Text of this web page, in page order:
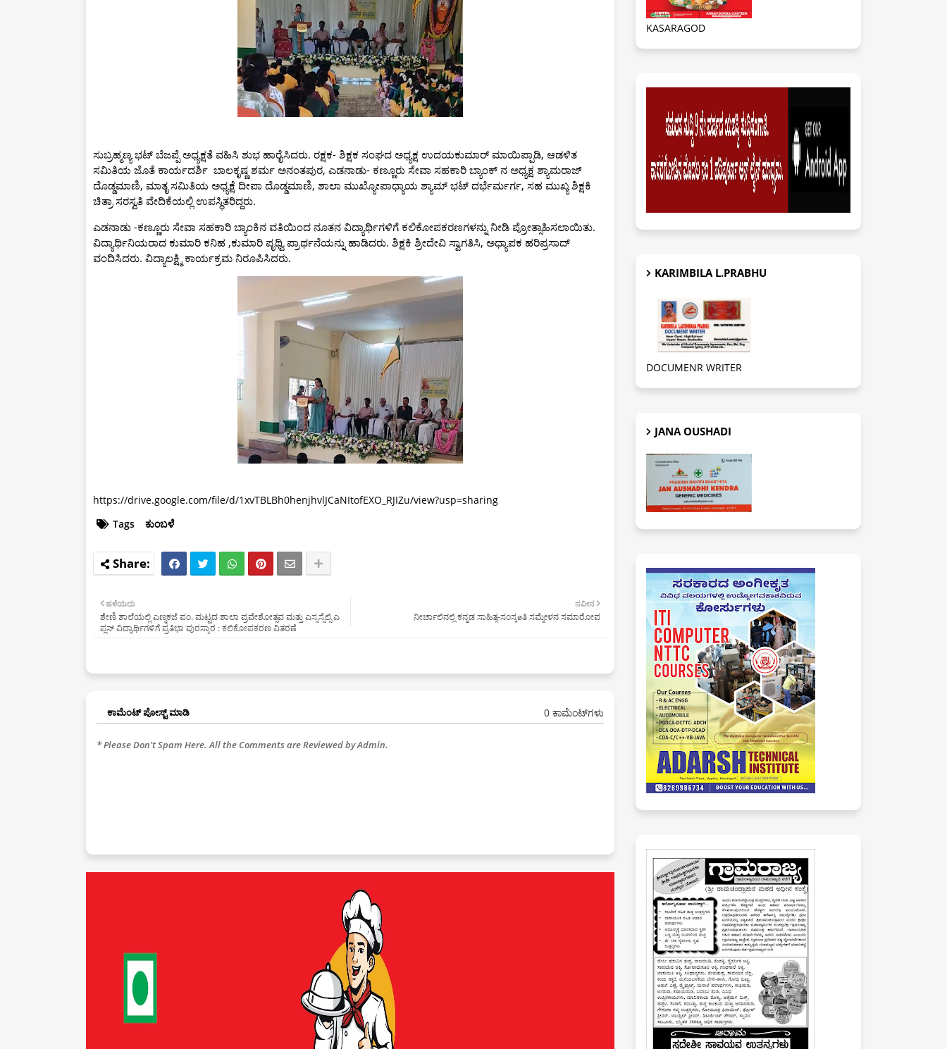
ಸುಬ್ರಹ್ಮಣ್ಯ ಭಟ್ ಬೆಜಪ್ಪೆ ಅಧ್ಯಕ್ಷತೆ ವಹಿಸಿ ಶುಭ ಹಾರೈಸಿದರು. ರಕ್ಷಕ- ಶಿಕ್ಷಕ ಸಂಘದ ಅಧ್ಯಕ್ಷ ಉದಯಕುಮಾರ್ ಮಾಯಿಪ್ಪಾಡಿ, ಆಡಳಿತ
ಸಮಿತಿಯ ಜೊತೆ ಕಾರ್ಯದರ್ಶಿ ಬಾಲಕೃಷ್ಣ ಶರ್ಮ ಅನಂತಪುರ, ಎಡನಾಡು- ಕಣ್ಣೂರು ಸೇವಾ ಸಹಕಾರಿ ಬ್ಯಾಂಕ್ ನ ಅಧ್ಯಕ್ಷ ಶ್ಯಾಮರಾಜ್
ದೊಡ್ಡಮಾಣಿ, ಮಾತೃ ಸಮಿತಿಯ ಅಧ್ಯಕ್ಷೆ ದೀಪಾ ದೊಡ್ಡಮಾಣಿ, ಶಾಲಾ ಮುಖ್ಯೋಪಾಧ್ಯಾಯ ಶ್ಯಾಮ್ ಭಟ್ ದರ್ಭೆರ್ಮರ್ಗ, ಸಹ ಮುಖ್ಯ ಶಿಕ್ಷಕಿ
ಚಿತ್ರಾ ಸರಸ್ವತಿ ವೇದಿಕೆಯಲ್ಲಿ ಉಪಸ್ಥಿತರಿದ್ದರು.
ಎಡನಾಡು -ಕಣ್ಣೂರು ಸೇವಾ ಸಹಕಾರಿ ಬ್ಯಾಂಕಿನ ವತಿಯಿಂದ ನೂತನ ವಿದ್ಯಾರ್ಥಿಗಳಿಗೆ ಕಲಿಕೋಪಕರಣಗಳನ್ನು ನೀಡಿ ಪ್ರೋತ್ಸಾಹಿಸಲಾಯಿತು.
ವಿದ್ಯಾರ್ಥಿನಿಯರಾದ ಕುಮಾರಿ ಕನಿಹ ,ಕುಮಾರಿ ಪೃಥ್ವಿ ಪ್ರಾರ್ಥನೆಯನ್ನು ಹಾಡಿದರು. ಶಿಕ್ಷಕಿ ಶ್ರೀದೇವಿ ಸ್ವಾಗತಿಸಿ, ಅಧ್ಯಾಪಕ ಹರಿಪ್ರಸಾದ್
ವಂದಿಸಿದರು. ವಿದ್ಯಾಲಕ್ಷ್ಮಿ ಕಾರ್ಯಕ್ರಮ ನಿರೂಪಿಸಿದರು.
https://drive.google.com/file/d/1xvTBLBh0henjhvlJCaNItofEXO_RJIZu/view?usp=sharing
Tags
ಕುಂಬಳೆ
ನವೀನ
ನೀರ್ಚಾಲಿನಲ್ಲಿ ಕನ್ನಡ ಸಾಹಿತ್ಯ-ಸಂಸ್ಕøತಿ ಸಮ್ಮೇಳನ ಸಮಾರೋಪ
ಹಳೆಯದು
ಶೇಣಿ ಶಾಲೆಯಲ್ಲಿ ಎಣ್ಮಕಜೆ ಪಂ. ಮಟ್ಟದ ಶಾಲಾ ಪ್ರವೇಶೋತ್ಸವ ಮತ್ತು ಎಸ್ಸಸ್ಸೆಲ್ಸಿ ಎ
ಪ್ಲಸ್ ವಿದ್ಯಾರ್ಥಿಗಳಿಗೆ ಪ್ರತಿಭಾ ಪುರಸ್ಕಾರ : ಕಲಿಕೋಪಕರಣ ವಿತರಣೆ
ಕಾಮೆಂಟ್‌‌ ಪೋಸ್ಟ್‌ ಮಾಡಿ 0 ಕಾಮೆಂಟ್‌ಗಳು
* Please Don't Spam Here. All the Comments are Reviewed by Admin.
KASARAGOD
KARIMBILA L.PRABHU
DOCUMENR WRITER
JANA OUSHADI